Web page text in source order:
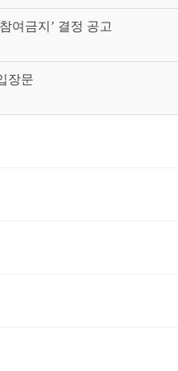
여금지’ 결정 공고
장문